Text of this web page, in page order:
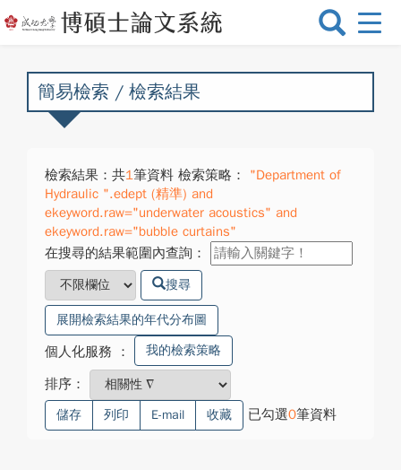
選
換
簡易檢索 / 檢索結果
檢索結果：共1筆資料 檢索策略：
"Department of
Hydraulic ".edept (精準) and
ekeyword.raw="underwater acoustics" and
ekeyword.raw="bubble curtains"
在搜尋的結果範圍內查詢：
搜尋
展開檢索結果的年代分布圖
個人化服務 ： 我的檢索策略
排序：
儲存 列印 E-mail 收藏 已勾選0筆資料